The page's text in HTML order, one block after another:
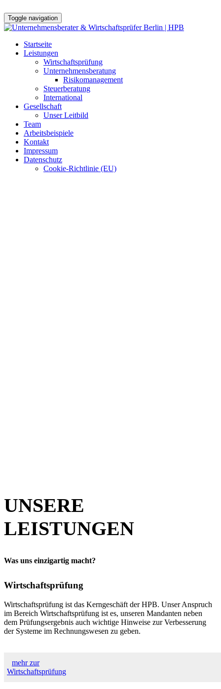
Toggle navigation
Skip
Startseite
Leistungen
Wirtschaftsprüfung
Unternehmensberatung
Risikomanagement
Steuerberatung
International
Gesellschaft
Unser Leitbild
Team
Arbeitsbeispiele
Kontakt
Impressum
Datenschutz
Cookie-Richtlinie (EU)
UNSERE
LEISTUNGEN
Was uns einzigartig macht?
Wirtschaftsprüfung
Wirtschaftsprüfung ist das Kerngeschäft der HPB. Unser Anspruch
im Bereich Wirtschaftsprüfung ist es, unseren Mandanten neben
dem Prüfungsergebnis auch wichtige Hinweise zur Verbesserung
der Systeme im Rechnungswesen zu geben.
mehr zur
Wirtschaftsprüfung